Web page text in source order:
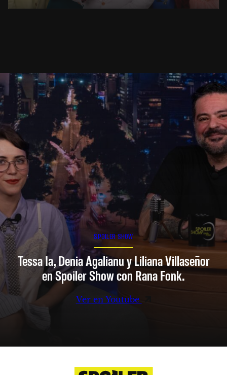
SPOILER SHOW
Tessa Ia, Denia Agalianu y Liliana Villaseñor
en Spoiler Show con Rana Fonk.
Ver en Youtube